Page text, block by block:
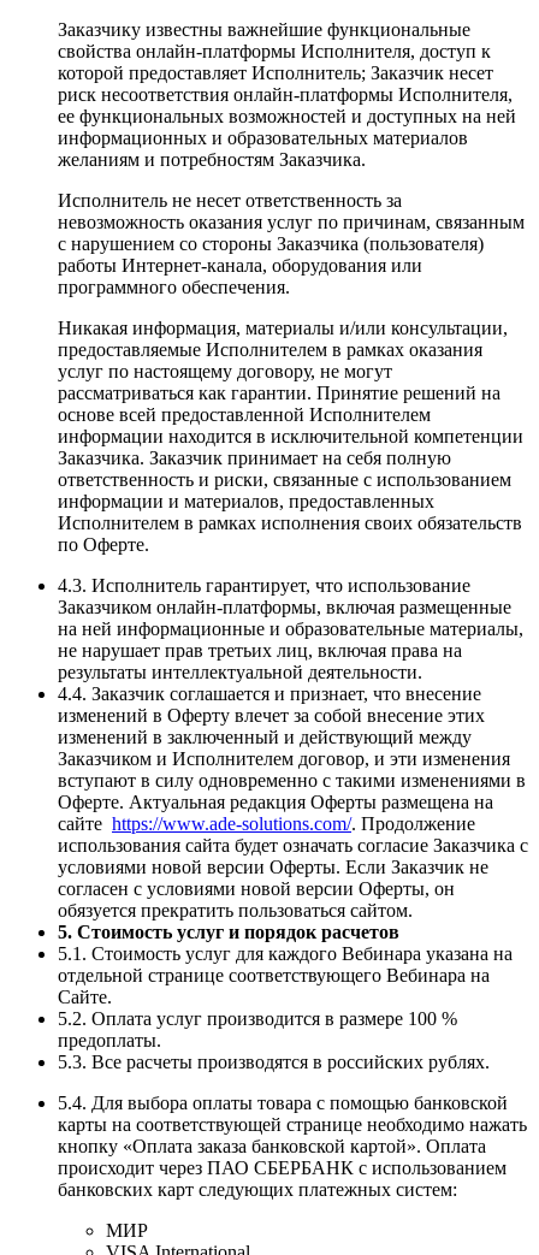
Заказчику известны важнейшие функциональные
свойства онлайн-платформы Исполнителя, доступ к
которой предоставляет Исполнитель; Заказчик несет
риск несоответствия онлайн-платформы Исполнителя,
ее функциональных возможностей и доступных на ней
информационных и образовательных материалов
желаниям и потребностям Заказчика.
Исполнитель не несет ответственность за
невозможность оказания услуг по причинам, связанным
с нарушением со стороны Заказчика (пользователя)
работы Интернет-канала, оборудования или
программного обеспечения.
Никакая информация, материалы и/или консультации,
предоставляемые Исполнителем в рамках оказания
услуг по настоящему договору, не могут
рассматриваться как гарантии. Принятие решений на
основе всей предоставленной Исполнителем
информации находится в исключительной компетенции
Заказчика. Заказчик принимает на себя полную
ответственность и риски, связанные с использованием
информации и материалов, предоставленных
Исполнителем в рамках исполнения своих обязательств
по Оферте.
4.3. Исполнитель гарантирует, что использование
Заказчиком онлайн-платформы, включая размещенные
на ней информационные и образовательные материалы,
не нарушает прав третьих лиц, включая права на
результаты интеллектуальной деятельности.
4.4. Заказчик соглашается и признает, что внесение
изменений в Оферту влечет за собой внесение этих
изменений в заключенный и действующий между
Заказчиком и Исполнителем договор, и эти изменения
вступают в силу одновременно с такими изменениями в
Оферте. Актуальная редакция Оферты размещена на
сайте https://www.ade-solutions.com/. Продолжение
использования сайта будет означать согласие Заказчика с
условиями новой версии Оферты. Если Заказчик не
согласен с условиями новой версии Оферты, он
обязуется прекратить пользоваться сайтом.
5. Стоимость услуг и порядок расчетов
5.1. Стоимость услуг для каждого Вебинара указана на
отдельной странице соответствующего Вебинара на
Сайте.
5.2. Оплата услуг производится в размере 100 %
предоплаты.
5.3. Все расчеты производятся в российских рублях.
5.4. Для выбора оплаты товара с помощью банковской
карты на соответствующей странице необходимо нажать
кнопку «Оплата заказа банковской картой». Оплата
происходит через ПАО СБЕРБАНК с использованием
банковских карт следующих платежных систем:
МИР